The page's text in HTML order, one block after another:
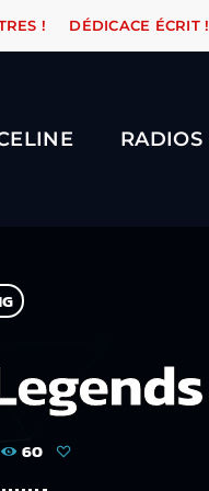
NAMI
! DÉDICACE ÉCRIT !
RADIOS
60